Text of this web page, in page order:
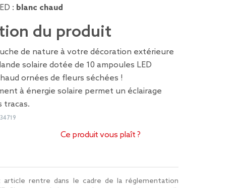
: blanc chaud
du produit
de nature à votre décoration extérieure
solaire dotée de 10 ampoules LED
ornées de fleurs séchées !
à énergie solaire permet un éclairage
tracas.
Ce produit vous plaît ?
article rentre dans le cadre de la réglementation